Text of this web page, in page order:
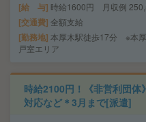
給 与 時給1600円 月収例
交通費 全額支給
勤務地 本厚木駅徒歩17分 ※本厚
戸室エリア
時給2100円！《非営利団
対応など＊3月まで[派遣]